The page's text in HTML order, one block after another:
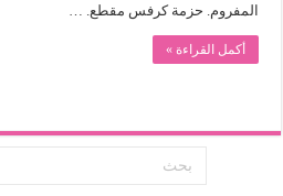
المفروم. حزمة كرفس مقطع. …
أكمل القراءة »